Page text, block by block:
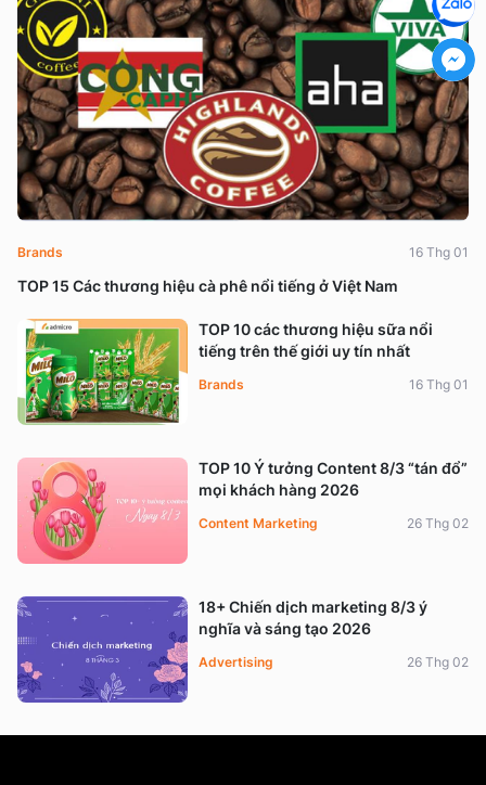
TOP 15 Các thương hiệu cà phê nổi tiếng ở Việt Nam
Brands 16 Thg 01
TOP 10 các thương hiệu sữa nổi
tiếng trên thế giới uy tín nhất
Brands 16 Thg 01
TOP 10 Ý tưởng Content 8/3 “tán đổ”
mọi khách hàng 2026
Content Marketing 26 Thg 02
18+ Chiến dịch marketing 8/3 ý
nghĩa và sáng tạo 2026
Advertising 26 Thg 02